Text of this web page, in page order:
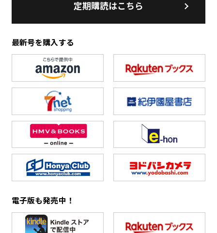
定期購読はこちら
最新号を購入する
電子版も発売中！